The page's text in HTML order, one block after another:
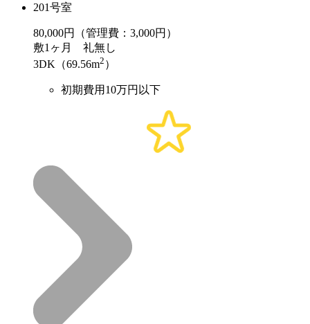
201号室
80,000円（管理費：3,000円）
敷1ヶ月 礼無し
3DK（69.56m2 ）
初期費用10万円以下